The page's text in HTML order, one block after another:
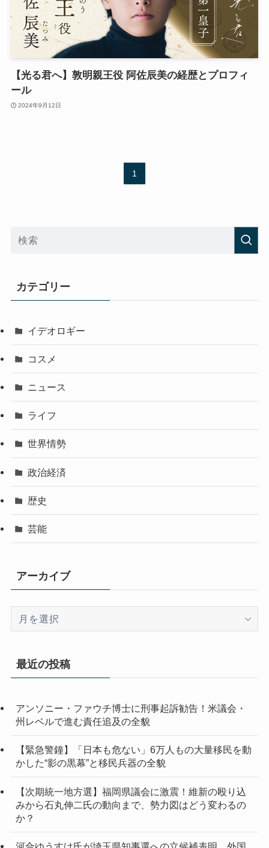
【光る君へ】敦明親王役 阿佐辰美の経歴とプロフィ
ール
2024年9月12日
1
カテゴリー
イデオロギー
コスメ
ニュース
ライフ
世界情勢
政治経済
歴史
芸能
アーカイブ
イ
最近の投稿
アンソニー・ファウチ博士に刑事起訴勧告！米議会・
州レベルで進む責任追及の全貌
【緊急警鐘】「日本も危ない」6万人もの大量移民を動
かした“影の黒幕”と移民兵器の全貌
【次期統一地方選】福岡県議会に激震！維新の殴り込
みから石丸伸二氏の動向まで、勢力図はどう変わるの
か？